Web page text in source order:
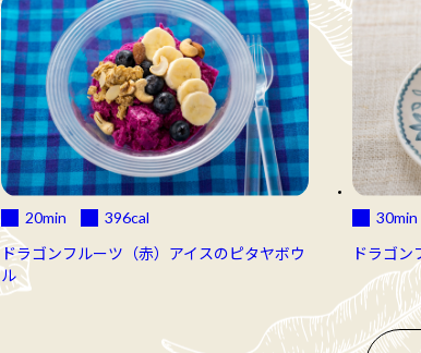
20min 396cal
ドラゴンフルーツ（赤）アイスのピタヤボウ
ル
30min
ドラゴン